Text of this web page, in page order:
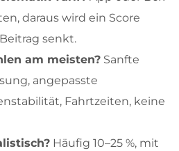
daraus wird ein Score
senkt.
am meisten? Sanfte
angepasste
Fahrtzeiten, keine
Häufig 10–25 %, mit